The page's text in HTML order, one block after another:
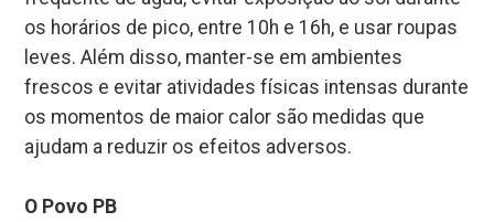
os horários de pico, entre 10h e 16h, e usar roupas
leves. Além disso, manter-se em ambientes
frescos e evitar atividades físicas intensas durante
os momentos de maior calor são medidas que
ajudam a reduzir os efeitos adversos.
O Povo PB